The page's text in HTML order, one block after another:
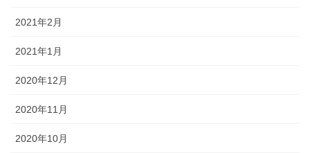
2021年2月
2021年1月
2020年12月
2020年11月
2020年10月